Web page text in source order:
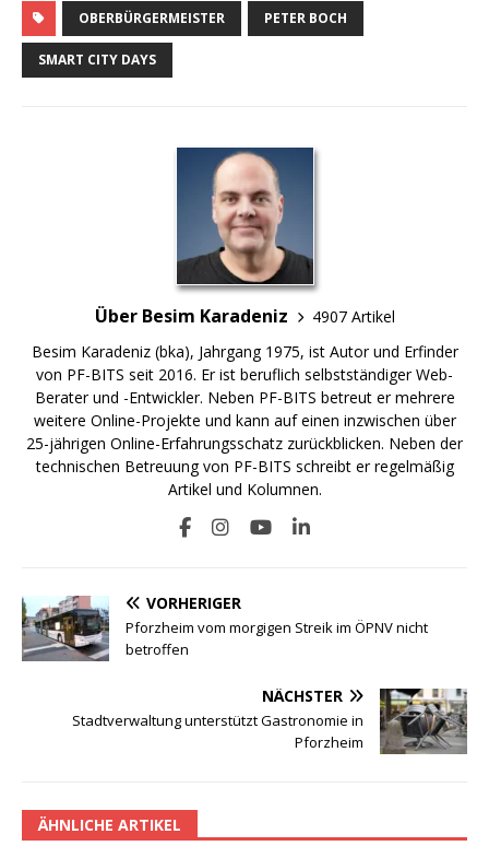
OBERBÜRGERMEISTER PETER BOCH
SMART CITY DAYS
Über Besim Karadeniz
4907 Artikel
Besim Karadeniz (bka), Jahrgang 1975, ist Autor und Erfinder
von PF-BITS seit 2016. Er ist beruflich selbstständiger Web-
Berater und -Entwickler. Neben PF-BITS betreut er mehrere
weitere Online-Projekte und kann auf einen inzwischen über
25-jährigen Online-Erfahrungsschatz zurückblicken. Neben der
technischen Betreuung von PF-BITS schreibt er regelmäßig
Artikel und Kolumnen.
VORHERIGER
Pforzheim vom morgigen Streik im ÖPNV nicht
betroffen
NÄCHSTER
Stadtverwaltung unterstützt Gastronomie in
Pforzheim
ÄHNLICHE ARTIKEL